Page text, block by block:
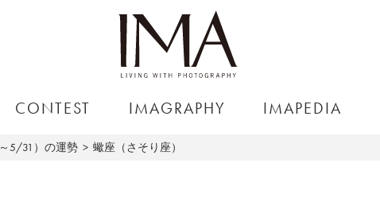
CONTEST IMAGRAPHY IMAPEDIA
5/31）の運勢 蠍座（さそり座）